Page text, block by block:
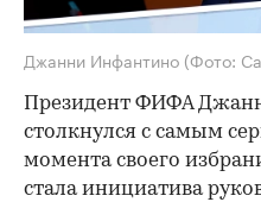
Джанни Инфантино (Фото:
Президент ФИФА
столкнулся с самым
момента своего
стала инициатива